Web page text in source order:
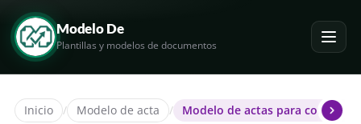
Modelo De
Plantillas y modelos de documentos
Inicio / Modelo de acta / Modelo de actas para consejos